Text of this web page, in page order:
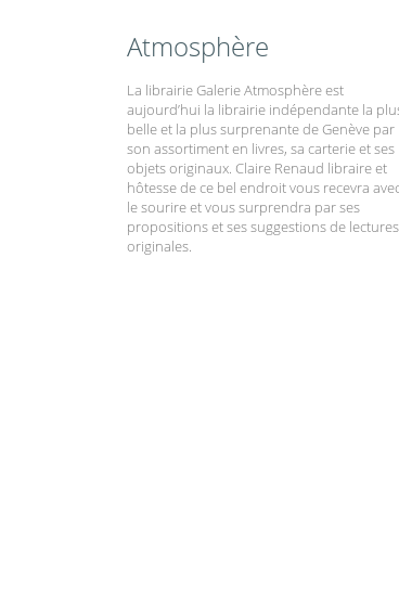
Atmosphère
La librairie Galerie Atmosphère est
aujourd’hui la librairie indépendante la
belle et la plus surprenante de Genève par
son assortiment en livres, sa carterie et ses
objets originaux. Claire Renaud libraire et
hôtesse de ce bel endroit vous recevra
le sourire et vous surprendra par ses
propositions et ses suggestions de lectures
originales.